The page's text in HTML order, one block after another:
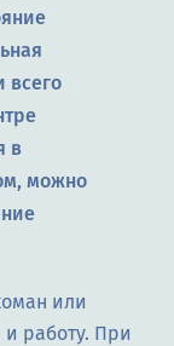
всего
в
можно
или
работу. При